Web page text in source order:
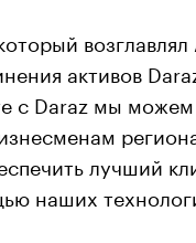
активов
с Daraz мы можем
лучший
наших